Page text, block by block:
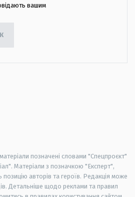
вашим
позначені словами "Спецпроєкт"
Матеріали з позначкою "Експерт",
авторів та героїв. Редакція може
Детальніше щодо реклами та правил